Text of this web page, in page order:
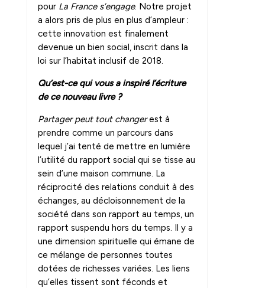
pour La France s’engage. Notre projet
a alors pris de plus en plus d’ampleur :
cette innovation est finalement
devenue un bien social, inscrit dans la
loi sur l’habitat inclusif de 2018.
Qu’est-ce qui vous a inspiré l’écriture
de ce nouveau livre ?
Partager peut tout changerest à
prendre comme un parcours dans
lequel j’ai tenté de mettre en lumière
l’utilité du rapport social qui se tisse au
sein d’une maison commune. La
réciprocité des relations conduit à des
échanges, au décloisonnement de la
société dans son rapport au temps, un
rapport suspendu hors du temps. Il y a
une dimension spirituelle qui émane de
ce mélange de personnes toutes
dotées de richesses variées. Les liens
qu’elles tissent sont féconds et